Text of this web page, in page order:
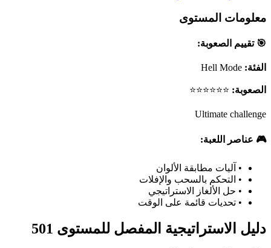
معلومات المستوى
🎯 تقييم الصعوبة:
الفئة: Hell Mode
الصعوبة: ⭐⭐⭐⭐⭐⭐
Ultimate challenge
🎮 عناصر اللعبة:
• آليات مطابقة الألوان
• التحكم بالسحب والإفلات
• حل الألغاز الاستراتيجي
• تحديات قائمة على الوقت
دليل الاستراتيجية المفصل للمستوى 501